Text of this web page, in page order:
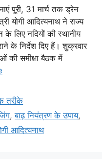
पूरी, 31 मार्च तक ड्रेन
योगी आदित्यनाथ ने राज्य
के लिए नदियों की स्थानीय
के निर्देश दिए हैं। शुक्रवार
की समीक्षा बैठक में
तरीके
,बाढ़ नियंत्रण के उपाय,
आदित्यनाथ